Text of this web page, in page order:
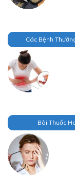
Các Bệnh
Bài Thuốc